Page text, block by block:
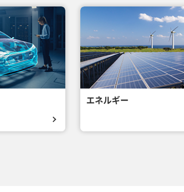
エネルギー